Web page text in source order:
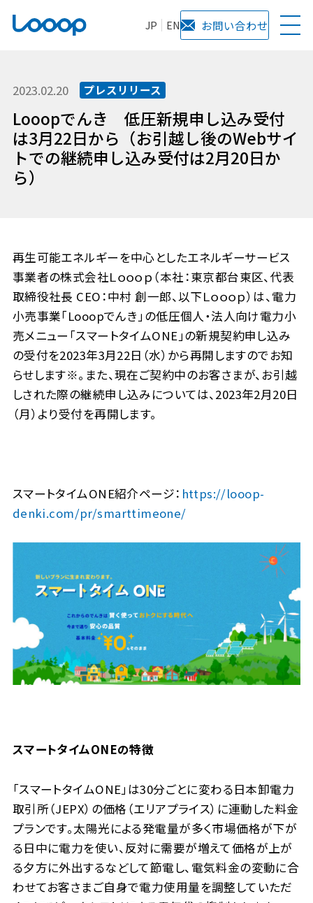
JP EN お問い合わせ
2023.02.20 プレスリリース
Looopでんき 低圧新規申し込み受付
は3月22日から（お引越し後のWebサイ
トでの継続申し込み受付は2月20日か
ら）
再生可能エネルギーを中心としたエネルギーサービス
事業者の株式会社Ｌｏｏｏｐ（本社：東京都台東区、代表
取締役社長 CEO：中村 創一郎、以下Ｌｏｏｏｐ）は、電力
小売事業「Looopでんき」の低圧個人・法人向け電力小
売メニュー「スマートタイムONE」の新規契約申し込み
の受付を2023年3月22日（水）から再開しますのでお知
らせします※。また、現在ご契約中のお客さまが、お引越
しされた際の継続申し込みについては、2023年2月20日
（月）より受付を再開します。
スマートタイムONE紹介ページ： https://looop-
denki.com/pr/smarttimeone/
スマートタイムONEの特徴
「スマートタイムONE」は30分ごとに変わる日本卸電力
取引所（JEPX）の価格（エリアプライス）に連動した料金
プランです。太陽光による発電量が多く市場価格が下が
る日中に電力を使い、反対に需要が増えて価格が上が
る夕方に外出するなどして節電し、電気料金の変動に合
わせてお客さまご自身で電力使用量を調整していただ